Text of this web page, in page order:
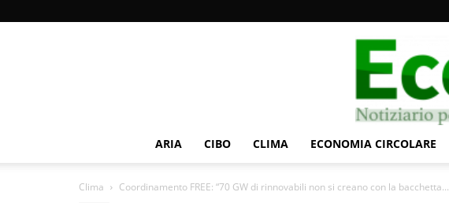
ARIA CIBO CLIMA ECONOMIA CIRCOLARE
Clima Coordinamento FREE: “70 GW di rinnovabili non si creano con la bacchetta...